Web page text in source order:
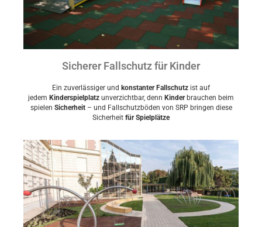
Sicherer Fallschutz für Kinder
Ein zuverlässiger und konstanter Fallschutz ist auf
jedem Kinderspielplatz unverzichtbar, denn Kinderbrauchen beim
spielen Sicherheit– und Fallschutzböden von SRP bringen diese
Sicherheit für Spielplätze